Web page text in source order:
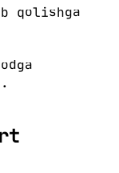
qolishga